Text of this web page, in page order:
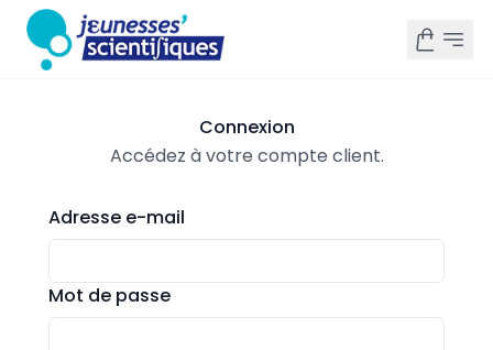
Connexion
Accédez à votre compte client.
Adresse e-mail
Mot de passe